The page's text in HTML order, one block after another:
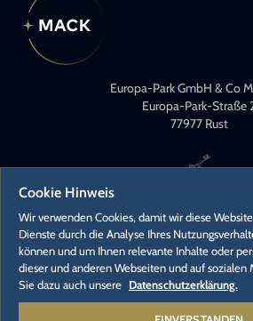
Europa-Park GmbH & Co
Europa-Park-Straße
77977 Rust
KONTAKT
PRESSEKONTAKTE
Cookie Hinweis
Wir verwenden Cookies, damit wir diese
Dienste durch die Analyse Ihres
können und um Ihnen relevante Inhalte oder
dieser und anderen Webseiten und auf sozialen
Sie dazu auch unsere Datenschutzerklärung.